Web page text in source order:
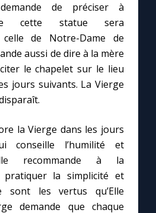
de préciser à
cette statue sera
de Notre-Dame de
aussi de dire à la mère
le chapelet sur le lieu
jours suivants. La Vierge
la Vierge dans les jours
conseille l’humilité et
recommande à la
pratiquer la simplicité et
sont les vertus qu’Elle
demande que chaque